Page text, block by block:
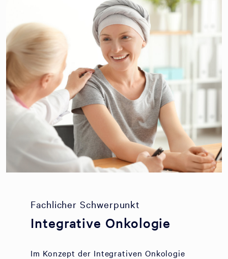
Fachlicher Schwerpunkt
Integrative Onkologie
Im Konzept der Integrativen Onkologie